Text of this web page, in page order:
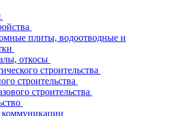
плиты, водоотводные и
откосы
строительства
строительства
строительства